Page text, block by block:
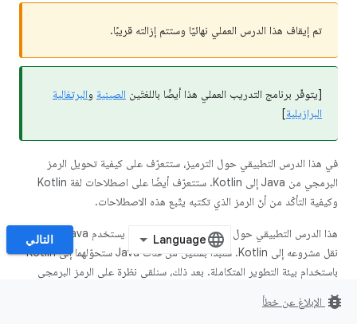
تم إيقاف هذا الدرس العملي نهائيًا وستتم إزالته قريبًا.
[يتوفّر برنامج التدريب العملي هذا أيضًا باللغتَين الصينية والبرتغالية
البرازيلية]
في هذا الدرس التطبيقي حول الترميز، ستتعرّف على كيفية تحويل الرمز
البرمجي من Java إلى Kotlin. ستتعرّف أيضًا على اصطلاحات لغة Kotlin
وكيفية التأكّد من أنّ الرمز الذي تكتبه يتّبع هذه الاصطلاحات.
هذا الدرس التطبيقي حول الترميز مناسب لأي مطوّر يستخدم Java ويفكّر في
نقل مشروعه إلى Kotlin. سنبدأ بفئتين من فئات Java ستحوّلهما إلى Kotlin
باستخدام بيئة التطوير المتكاملة. بعد ذلك، سنلقي نظرة على الرمز البرمجي
الأخطاء الشائعة.
التالي
bug_report الإبلاغ عن خطأ